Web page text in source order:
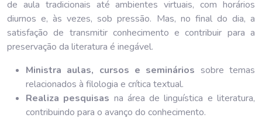
de aula tradicionais até ambientes virtuais, com horários
diurnos e, às vezes, sob pressão. Mas, no final do dia, a
satisfação de transmitir conhecimento e contribuir para a
preservação da literatura é inegável.
Ministra aulas, cursos e seminários sobre temas
relacionados à filologia e crítica textual.
Realiza pesquisas na área de linguística e literatura,
contribuindo para o avanço do conhecimento.